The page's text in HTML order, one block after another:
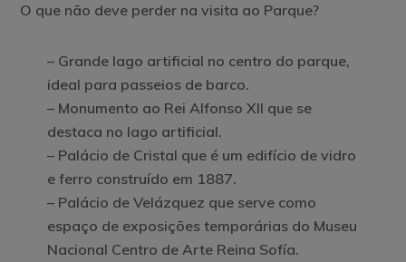
O que não deve perder na visita ao Parque?
– Grande lago artificial no centro do parque,
ideal para passeios de barco.
– Monumento ao Rei Alfonso XII que se
destaca no lago artificial.
– Palácio de Cristal que é um edifício de vidro
e ferro construído em 1887.
– Palácio de Velázquez que serve como
espaço de exposições temporárias do Museu
Nacional Centro de Arte Reina Sofía.